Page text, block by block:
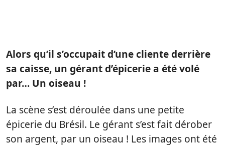
Alors qu’il s’occupait d’une cliente derrière
sa caisse, un gérant d’épicerie a été volé
par… Un oiseau !
La scène s’est déroulée dans une petite
épicerie du Brésil. Le gérant s’est fait dérober
son argent, par un oiseau ! Les images ont été